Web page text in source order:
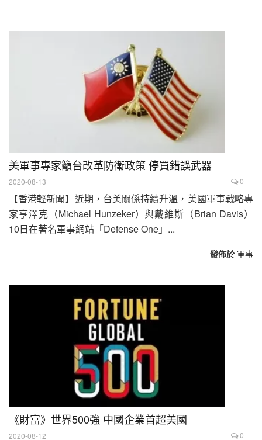
美軍事專家籲台改革防衛政策 停買錯誤武器
2020-08-13 0
【香港輕新聞】近期，台美關係持續升溫，美國軍事戰略專
家亨澤克（Michael Hunzeker）與戴維斯（Brian Davis）
10日在著名軍事網站「Defense One」...
發佈於 軍事
《財富》世界500強 中國企業首超美國
2020-08-12 0